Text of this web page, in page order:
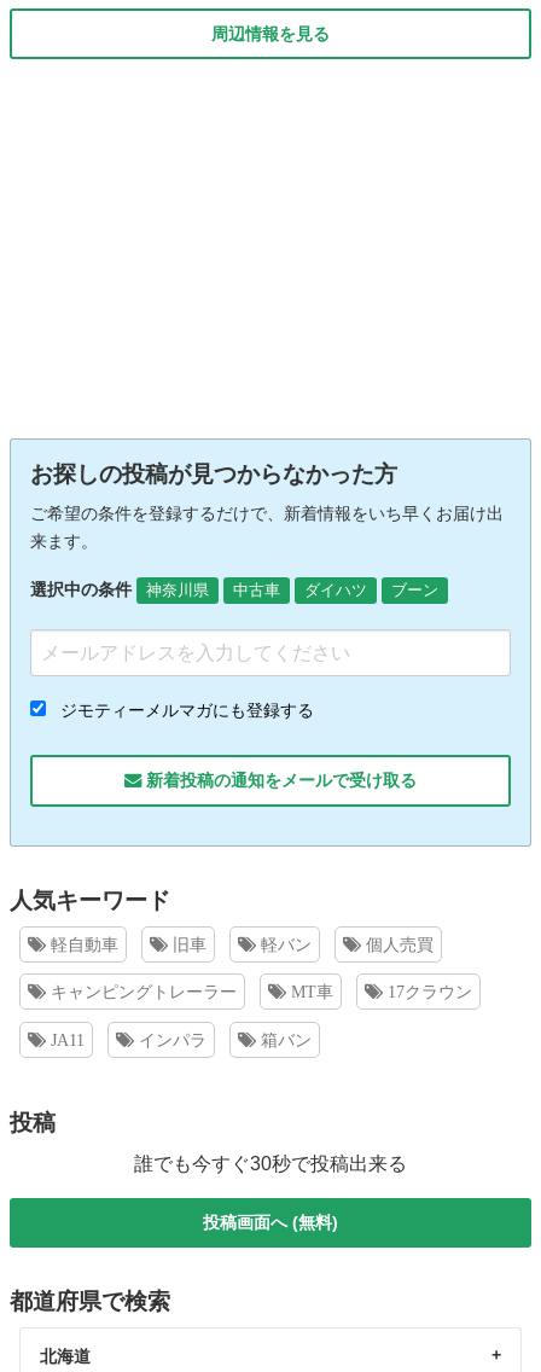
周辺情報を見る
お探しの投稿が見つからなかった方
ご希望の条件を登録するだけで、新着情報をいち早くお届け出
来ます。
選択中の条件 神奈川県 中古車 ダイハツ ブーン
ジモティーメルマガにも登録する
新着投稿の通知をメールで受け取る
人気キーワード
軽自動車 旧車 軽バン 個人売買
キャンピングトレーラー MT車 17クラウン
JA11 インパラ 箱バン
投稿
誰でも今すぐ30秒で投稿出来る
投稿画面へ (無料)
都道府県で検索
北海道